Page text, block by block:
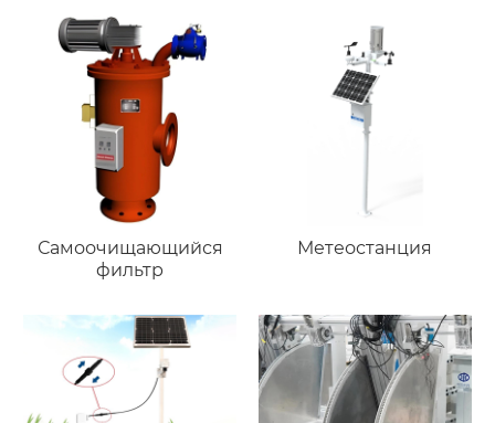
Самоочищающийся
фильтр
Метеостанция